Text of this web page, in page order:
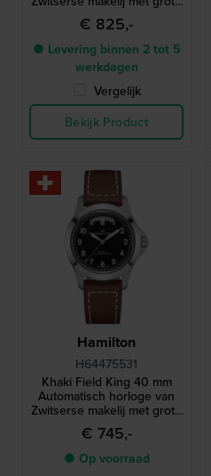
dag-datum
€ 825,-
● Levering binnen 2 tot 5
werkdagen
Vergelijk
Bekijk Product
Hamilton
H64475531
Khaki Field King 40 mm
Automatisch horloge van
Zwitserse makelij met grote
dag-datum
€ 745,-
● Op voorraad